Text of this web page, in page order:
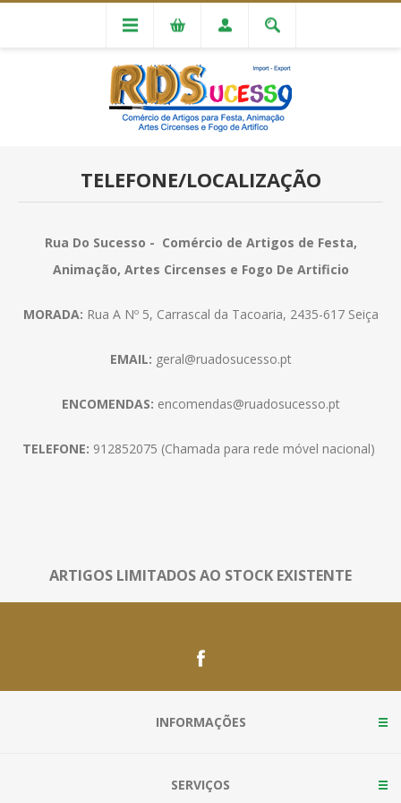
TELEFONE/LOCALIZAÇÃO
Rua Do Sucesso - Comércio de Artigos de Festa,
Animação, Artes Circenses e Fogo De Artificio
MORADA: Rua A Nº 5, Carrascal da Tacoaria, 2435-617 Seiça
EMAIL: geral@ruadosucesso.pt
ENCOMENDAS: encomendas@ruadosucesso.pt
TELEFONE: 912852075 (Chamada para rede móvel nacional)
ARTIGOS LIMITADOS AO STOCK EXISTENTE
INFORMAÇÕES
SERVIÇOS